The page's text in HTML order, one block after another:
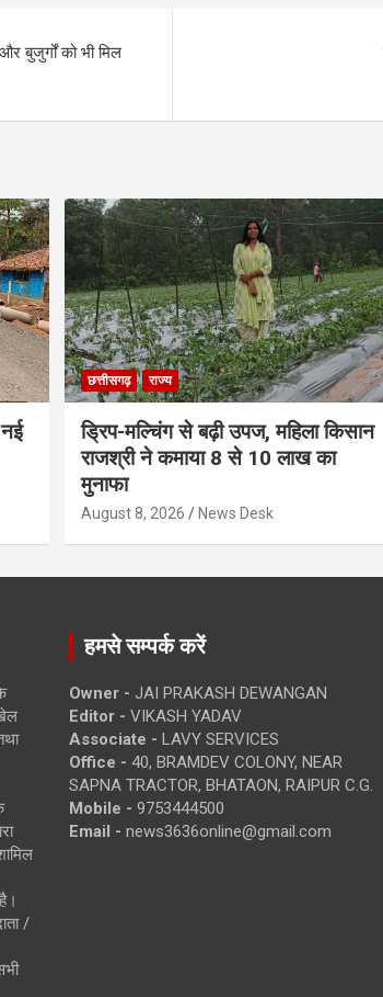
n
बुजुर्गों को भी मिल
छत्तीसगढ़ राज्य
ड्रिप-मल्चिंग से बढ़ी उपज, महिला किसान
राजश्री ने कमाया 8 से 10 लाख का
मुनाफा
August 8, 2026 News Desk
/
हमसे सम्पर्क करें
Owner - JAI PRAKASH DEWANGAN
Editor - VIKASH YADAV
Associate - LAVY SERVICES
Office - 40, BRAMDEV COLONY, NEAR
SAPNA TRACTOR, BHATAON, RAIPUR C.G.
Mobile - 9753444500
Email - news3636online@gmail.com